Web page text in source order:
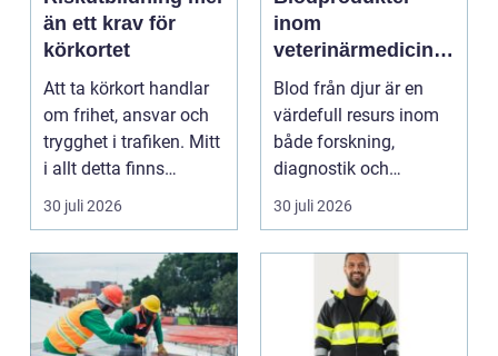
än ett krav för
körkortet
Att ta körkort handlar
om frihet, ansvar och
trygghet i trafiken. Mitt
i allt detta finns
riskutbild...
30 juli 2026
inom
veterinärmedicin
funktion, kvalitet
och användning
Blod från djur är en
värdefull resurs inom
både forskning,
diagnostik och
veterinärmedicin. När
blod...
30 juli 2026